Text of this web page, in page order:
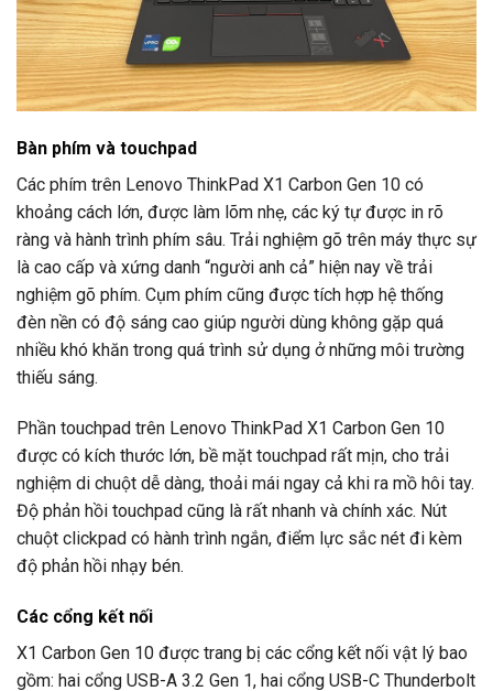
Bàn phím và touchpad
Các phím trên Lenovo ThinkPad X1 Carbon Gen 10 có
khoảng cách lớn, được làm lõm nhẹ, các ký tự được in rõ
ràng và hành trình phím sâu. Trải nghiệm gõ trên máy thực sự
là cao cấp và xứng danh “người anh cả” hiện nay về trải
nghiệm gõ phím. Cụm phím cũng được tích hợp hệ thống
đèn nền có độ sáng cao giúp người dùng không gặp quá
nhiều khó khăn trong quá trình sử dụng ở những môi trường
thiếu sáng.
Phần touchpad trên Lenovo ThinkPad X1 Carbon Gen 10
được có kích thước lớn, bề mặt touchpad rất mịn, cho trải
nghiệm di chuột dễ dàng, thoải mái ngay cả khi ra mồ hôi tay.
Độ phản hồi touchpad cũng là rất nhanh và chính xác. Nút
chuột clickpad có hành trình ngắn, điểm lực sắc nét đi kèm
độ phản hồi nhạy bén.
Các cổng kết nối
X1 Carbon Gen 10 được trang bị các cổng kết nối vật lý bao
gồm: hai cổng USB-A 3.2 Gen 1, hai cổng USB-C Thunderbolt